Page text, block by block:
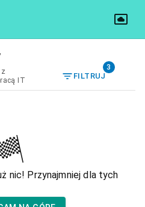
z
IT
FILTRUJ
3
nic! Przynajmniej dla tych